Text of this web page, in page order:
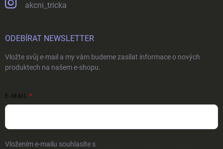
akcni_tricka
ODEBÍRAT NEWSLETTER
Vložte svůj e-mail a my vám budeme zasílat informace o nových
produktech na našem e-shopu.
E-MAIL
Vložením e-mailu souhlasíte s